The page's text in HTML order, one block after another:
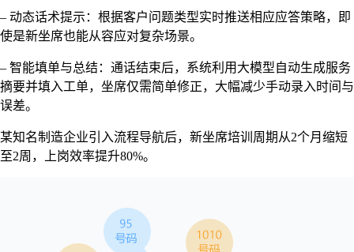
– 动态话术提示：根据客户问题类型实时推送相应应答策略，即
使是新坐席也能从容应对复杂场景。
– 智能填单与总结：通话结束后，系统利用大模型自动生成服务
摘要并填入工单，坐席仅需简单修正，大幅减少手动录入时间与
误差。
某知名制造企业引入流程导航后，新坐席培训周期从2个月缩短
至2周，上岗效率提升80%。